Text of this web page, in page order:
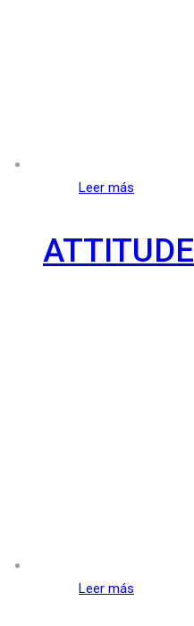
Leer más
ATTITUDE
Leer más